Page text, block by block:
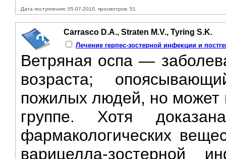
Дата поступления: 05-07-2010, просмотров: 51
Carrasco D.A., Straten M.V., Tyring S.K.
Лечение герпес-зостерной инфекции и
Ветряная оспа —
возраста;
пожилых людей, но может
группе. Хотя
фармакологических
варицелла-зостерной